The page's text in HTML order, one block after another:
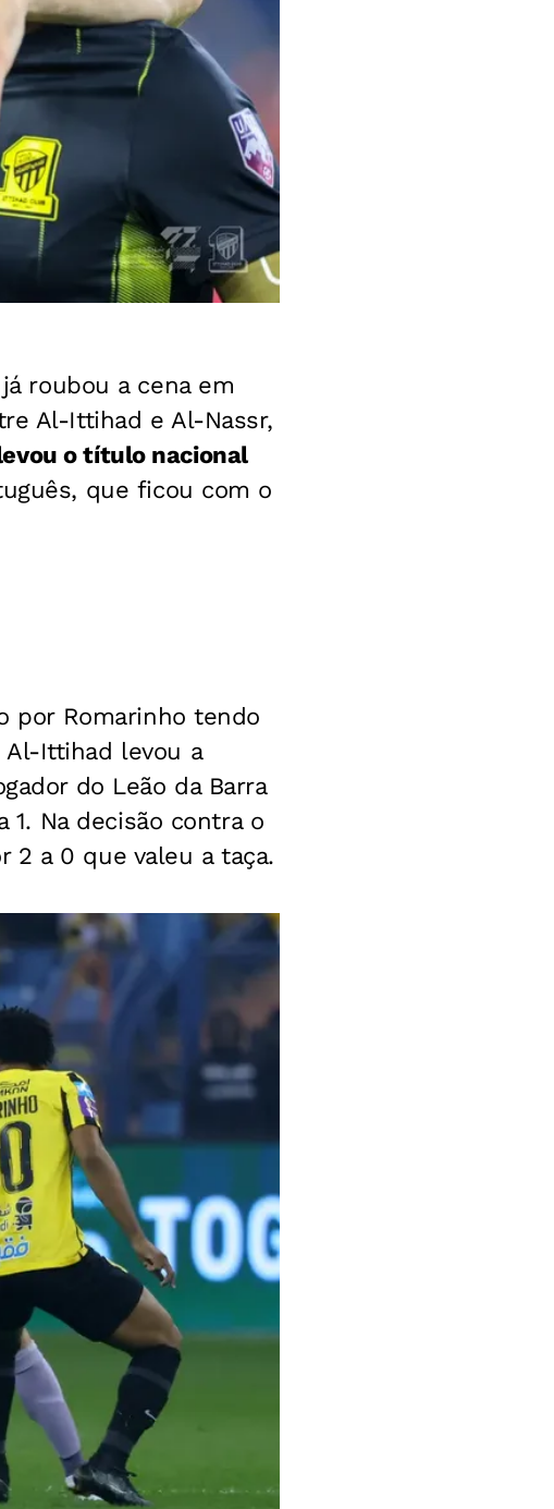
roubou a cena em
Al-Ittihad e Al-Nassr,
o título nacional
que ficou com o
por Romarinho tendo
Al-Ittihad levou a
do Leão da Barra
1. Na decisão contra o
2 a 0 que valeu a taça.